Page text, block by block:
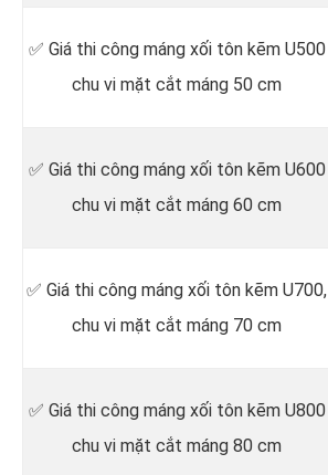
✅ Giá thi công máng xối tôn kẽm U500
chu vi mặt cắt máng 50 cm
✅ Giá thi công máng xối tôn kẽm U600
chu vi mặt cắt máng 60 cm
✅ Giá thi công máng xối tôn kẽm U700,
chu vi mặt cắt máng 70 cm
✅ Giá thi công máng xối tôn kẽm U800
chu vi mặt cắt máng 80 cm